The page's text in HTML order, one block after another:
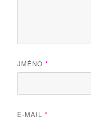
JMÉNO*
E-MAIL*